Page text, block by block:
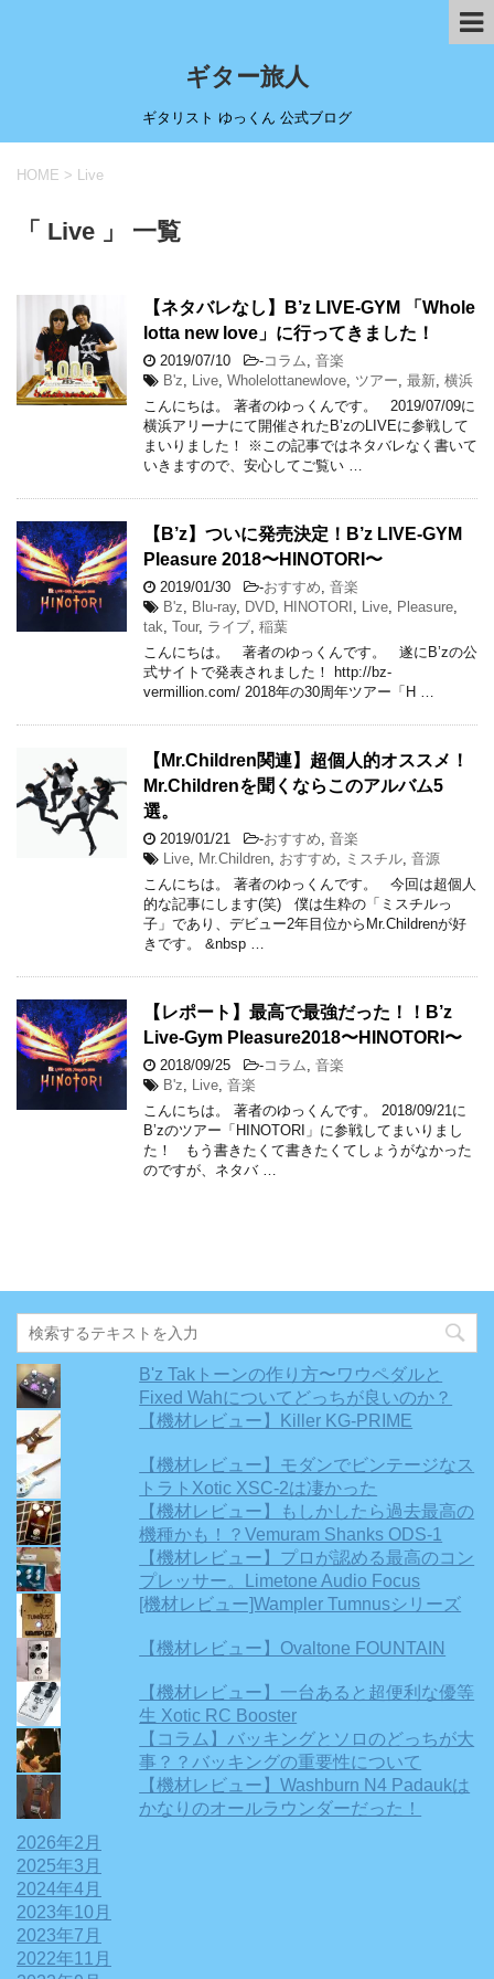
ギター旅人
ギタリスト ゆっくん 公式ブログ
HOME > Live
「 Live 」 一覧
【ネタバレなし】B’z LIVE-GYM 「Whole
lotta new love」に行ってきました！
2019/07/10 -コラム
音楽
B'z
Live Wholelottanewlove ツアー 最新 横浜
こんにちは。 著者のゆっくんです。 2019/07/09に
横浜アリーナにて開催されたB’zのLIVEに参戦して
まいりました！ ※この記事ではネタバレなく書いて
いきますので、安心してご覧い …
【B’z】ついに発売決定！B’z LIVE-GYM
Pleasure 2018〜HINOTORI〜
2019/01/30 -おすすめ 音楽
B'z
Blu-ray, DVD HINOTORI Live Pleasure
tak Tour, ライブ 稲葉
こんにちは。 著者のゆっくんです。 遂にB’zの公
式サイトで発表されました！ http://bz-
vermillion.com/ 2018年の30周年ツアー「H …
【Mr.Children関連】超個人的オススメ！
Mr.Childrenを聞くならこのアルバム5
選。
2019/01/21 -おすすめ 音楽
Live Mr.Children おすすめ ミスチル 音源
こんにちは。 著者のゆっくんです。 今回は超個人
的な記事にします(笑) 僕は生粋の「ミスチルっ
子」であり、デビュー2年目位からMr.Childrenが好
きです。 &nbsp …
【レポート】最高で最強だった！！B’z
Live-Gym Pleasure2018〜HINOTORI〜
2018/09/25 -コラム
音楽
B'z
Live 音楽
こんにちは。 著者のゆっくんです。 2018/09/21に
B’zのツアー「HINOTORI」に参戦してまいりまし
た！ もう書きたくて書きたくてしょうがなかった
のですが、ネタバ …
B'z Takトーンの作り方〜ワウペダルと
Fixed Wahについてどっちが良いのか？
【機材レビュー】Killer KG-PRIME
【機材レビュー】モダンでビンテージなス
トラトXotic XSC-2は凄かった
【機材レビュー】もしかしたら過去最高の
機種かも！？Vemuram Shanks ODS-1
【機材レビュー】プロが認める最高のコン
プレッサー。Limetone Audio Focus
[機材レビュー]Wampler Tumnusシリーズ
【機材レビュー】Ovaltone FOUNTAIN
【機材レビュー】一台あると超便利な優等
生 Xotic RC Booster
【コラム】バッキングとソロのどっちが大
事？？バッキングの重要性について
【機材レビュー】Washburn N4 Padaukは
かなりのオールラウンダーだった！
2026年2月
2025年3月
2024年4月
2023年10月
2023年7月
2022年11月